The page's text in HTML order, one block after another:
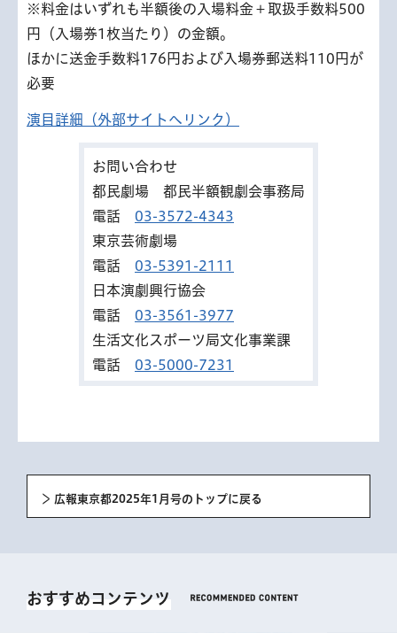
※料金はいずれも半額後の入場料金＋取扱手数料500
円（入場券1枚当たり）の金額。
ほかに送金手数料176円および入場券郵送料110円が
必要
演目詳細（外部サイトへリンク）
お問い合わせ
都民劇場 都民半額観劇会事務局
電話 03-3572-4343
東京芸術劇場
電話 03-5391-2111
日本演劇興行協会
電話 03-3561-3977
生活文化スポーツ局文化事業課
電話 03-5000-7231
広報東京都2025年1月号のトップに戻る
おすすめコンテンツ